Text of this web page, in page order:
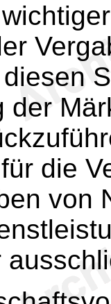
der
die
von